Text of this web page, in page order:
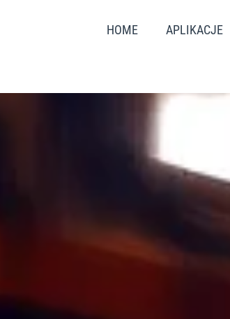
HOME APLIKACJE